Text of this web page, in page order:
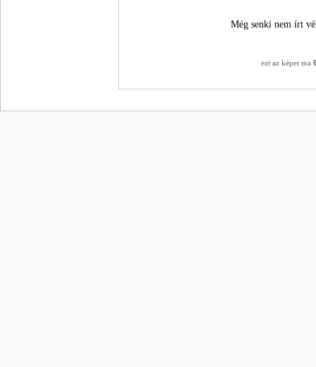
Még senki nem írt
ezt az képet ma